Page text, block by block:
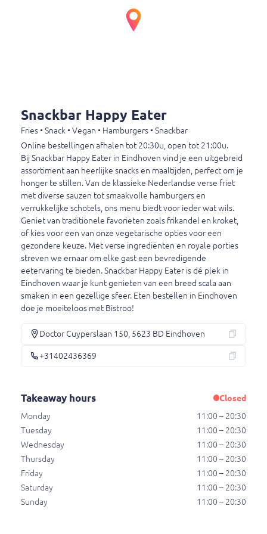
Portie belse mayo
€ 1,00
Portie truffelmayo
Portie truffelmayo
Portie knoflooksaus
Portie knoflooksaus
€ 0,90
Portie joppiesaus
€ 0,85
Portie smikkelsaus
Portie smikkelsaus
€ 0,85
Portie piccalilly
Portie piccalilly
€ 0,85
Snackbar Happy Eater
Fries • Snack • Vegan • Hamburgers • Snackbar
Online bestellingen afhalen tot 20:30u, open tot 21:00u.
Bij Snackbar Happy Eater in Eindhoven vind je een uitgebreid
assortiment aan heerlijke snacks en maaltijden, perfect om je
honger te stillen. Van de klassieke Nederlandse verse friet
met diverse sauzen tot smaakvolle hamburgers en
verrukkelijke schotels, ons menu biedt voor ieder wat wils.
Geniet van traditionele favorieten zoals frikandel en kroket,
of kies voor een van onze vegetarische opties voor een
gezondere keuze. Met verse ingrediënten en royale porties
streven we ernaar om elke gast een bevredigende
eetervaring te bieden. Snackbar Happy Eater is dé plek in
Eindhoven waar je kunt genieten van een breed scala aan
smaken in een gezellige sfeer. Eten bestellen in Eindhoven
doe je moeiteloos met Bistroo!
Doctor Cuyperslaan 150, 5623 BD Eindhoven
+31402436369
Takeaway hours
Closed
Monday
11:00 – 20:30
Tuesday
11:00 – 20:30
Wednesday
11:00 – 20:30
Thursday
11:00 – 20:30
Friday
11:00 – 20:30
Saturday
11:00 – 20:30
Sunday
11:00 – 20:30